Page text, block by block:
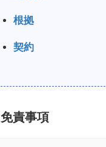
根拠
契約
免責事項